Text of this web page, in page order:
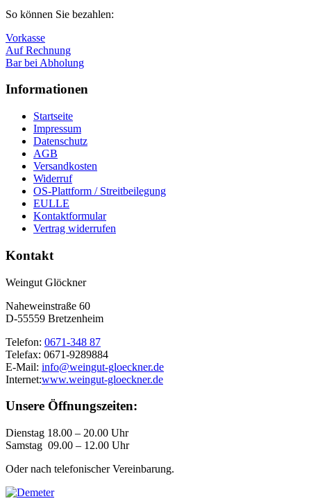
So können Sie bezahlen:
Vorkasse
Auf Rechnung
Bar bei Abholung
Informationen
Startseite
Impressum
Datenschutz
AGB
Versandkosten
Widerruf
OS-Plattform / Streitbeilegung
EULLE
Kontaktformular
Vertrag widerrufen
Kontakt
Weingut Glöckner
Naheweinstraße 60
D-55559 Bretzenheim
Telefon: 0671-348 87
Telefax: 0671-9289884
E-Mail: info@weingut-gloeckner.de
Internet:www.weingut-gloeckner.de
Unsere Öffnungszeiten:
Dienstag 18.00 – 20.00 Uhr
Samstag 09.00 – 12.00 Uhr
Oder nach telefonischer Vereinbarung.